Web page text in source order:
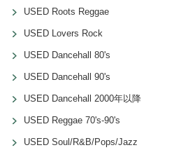
USED Roots Reggae
USED Lovers Rock
USED Dancehall 80's
USED Dancehall 90's
USED Dancehall 2000年以降
USED Reggae 70's-90's
USED Soul/R&B/Pops/Jazz